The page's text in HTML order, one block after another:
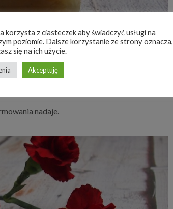
nadaje.
korzysta z ciasteczek aby świadczyć usługi na
poziomie. Dalsze korzystanie ze strony oznacza,
się na ich użycie.
Akceptuję